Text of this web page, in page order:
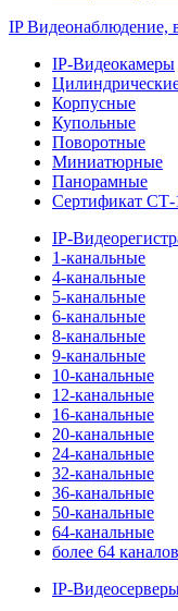
IP Видеонаблюдение,
IP-Видеокамеры
Корпусные
Купольные
Поворотные
Миниатюрные
Панорамные
Сертификат СТ-
IP-
1-канальные
4-канальные
5-канальные
6-канальные
8-канальные
9-канальные
10-канальные
12-канальные
16-канальные
20-канальные
24-канальные
32-канальные
36-канальные
50-канальные
64-канальные
более 64 каналов
IP-